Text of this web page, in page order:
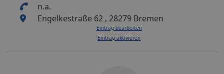
n.a.
Engelkestraße 62 , 28279 Bremen
Eintrag bearbeiten
Eintrag aktivieren